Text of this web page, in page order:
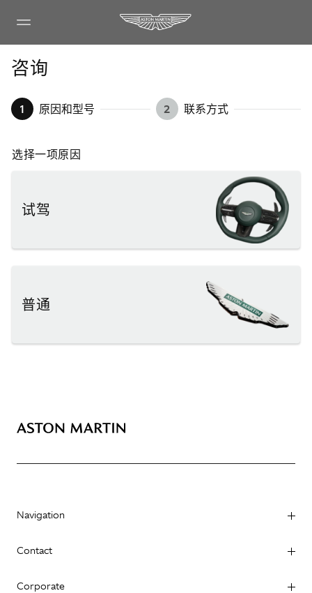
咨询
1 原因和型号 2 联系方式
选择一项原因
试驾
普通
Navigation
Contact
Corporate